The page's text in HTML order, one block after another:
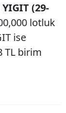
(29-
lotluk
ise
TL birim